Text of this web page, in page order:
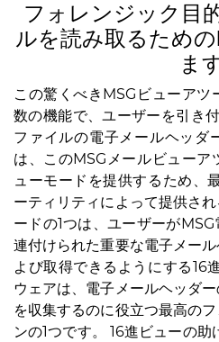
フォレンジック目
ルを読み取るため
ま
この驚くべきMSGビューア
数の機能で、ユーザーを引き
ファイルの電子メールヘッダ
は、このMSGメールビューア
ューモードを提供するため、
ーティリティによって提供さ
ードの1つは、ユーザーが
連付けられた重要な電子メー
よび取得できるようにする16
ウェアは、電子メールヘッダ
を収集するのに役立つ最高の
ンの1つです。 16進ビューの